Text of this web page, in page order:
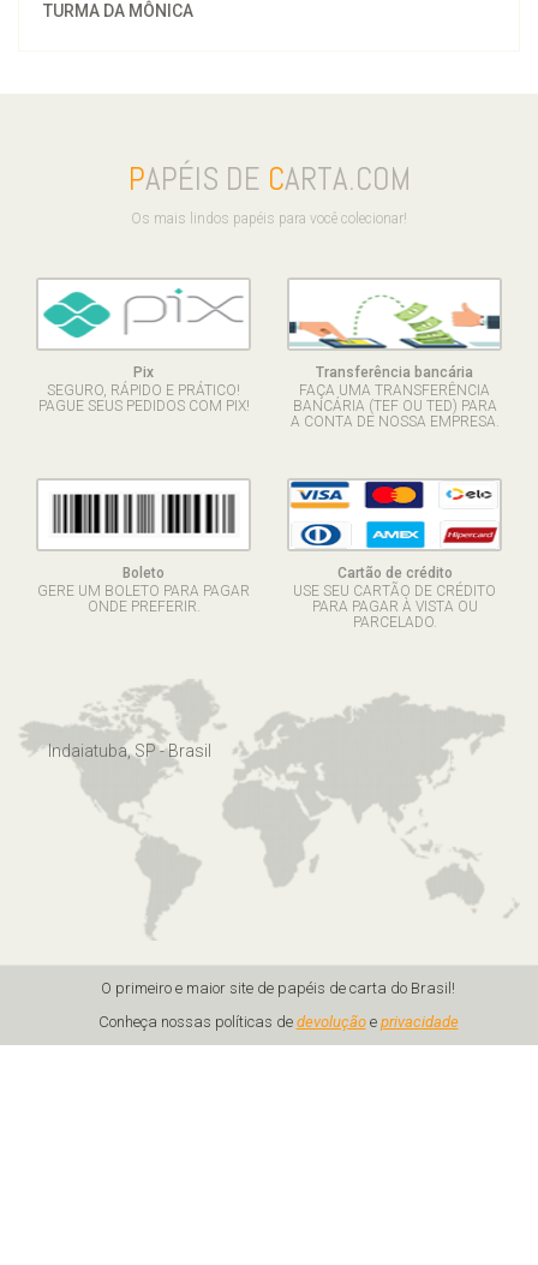
TURMA DA MÔNICA
PAPÉIS DE CARTA.COM
Os mais lindos papéis para você colecionar!
Pix
SEGURO, RÁPIDO E PRÁTICO!
PAGUE SEUS PEDIDOS COM PIX!
Transferência bancária
FAÇA UMA TRANSFERÊNCIA
BANCÁRIA (TEF OU TED) PARA
A CONTA DE NOSSA EMPRESA.
Boleto
GERE UM BOLETO PARA PAGAR
ONDE PREFERIR.
Cartão de crédito
USE SEU CARTÃO DE CRÉDITO
PARA PAGAR À VISTA OU
PARCELADO.
Indaiatuba, SP - Brasil
O primeiro e maior site de papéis de carta do Brasil!
Conheça nossas políticas de devoluçãoe privacidade